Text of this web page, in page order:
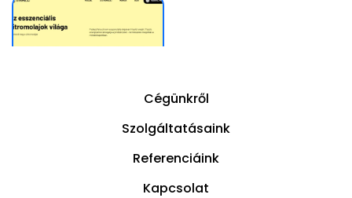
Cégünkről
Szolgáltatásaink
Referenciáink
Kapcsolat